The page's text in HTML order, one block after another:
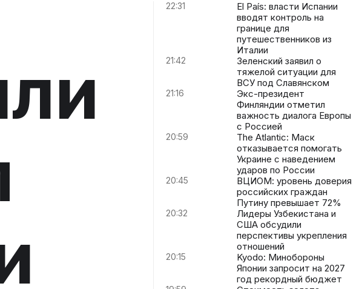
22:31
El País: власти Испании
вводят контроль на
границе для
путешественников из
Италии
21:42
Зеленский заявил о
тяжелой ситуации для
ВСУ под Славянском
21:16
Экс-президент
Финляндии отметил
важность диалога Европы
с Россией
20:59
The Atlantic: Маск
отказывается помогать
Украине с наведением
ударов по России
20:45
ВЦИОМ: уровень доверия
российских граждан
Путину превышает 72%
20:32
Лидеры Узбекистана и
США обсудили
перспективы укрепления
отношений
20:15
Kyodo: Минобороны
Японии запросит на 2027
год рекордный бюджет